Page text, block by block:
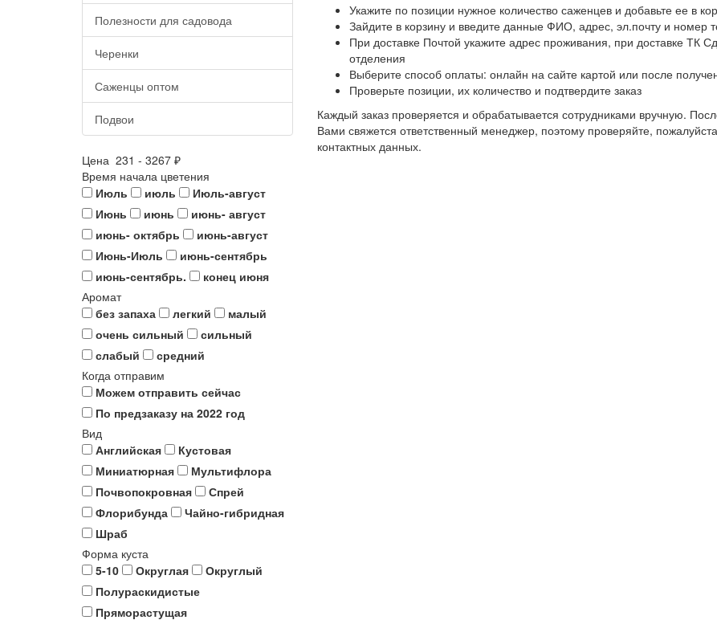
Полезности для садовода
Черенки
Саженцы оптом
Подвои
Цена 231 - 3267 ₽
Время начала цветения
Июль
июль
Июль-август
Июнь
июнь
июнь- август
июнь- октябрь
июнь-август
Июнь-Июль
июнь-сентябрь
июнь-сентябрь.
конец июня
Аромат
без запаха
легкий
малый
очень сильный
сильный
слабый
средний
Когда отправим
Можем отправить сейчас
По предзаказу на 2022 год
Вид
Английская
Кустовая
Миниатюрная
Мультифлора
Почвопокровная
Спрей
Флорибунда
Чайно-гибридная
Шраб
Форма куста
5-10
Округлая
Округлый
Полураскидистые
Пряморастущая
Укажите по позиции нужное количество саженцев и добавьте ее в
Зайдите в корзину и введите данные ФИО, адрес, эл.почту и номер
При доставке Почтой укажите адрес проживания, при доставке ТК
отделения
Выберите способ оплаты: онлайн на сайте картой или после
Проверьте позиции, их количество и подтвердите заказ
Каждый заказ проверяется и обрабатывается сотрудниками вручную.
Вами свяжется ответственный менеджер, поэтому проверяйте,
контактных данных.